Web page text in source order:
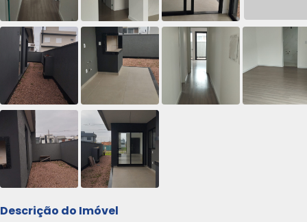
Descrição do Imóvel